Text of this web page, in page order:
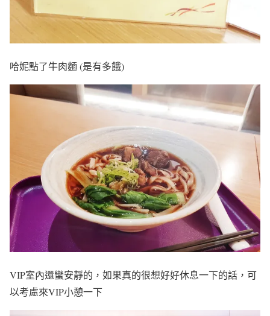
哈妮點了牛肉麵 (是有多餓)
VIP室內還蠻安靜的，如果真的很想好好休息一下的話，可
以考慮來VIP小憩一下